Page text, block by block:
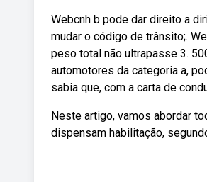
Webcnh b pode dar direito a
mudar o código de trânsito;.
peso total não ultrapasse 3.
automotores da categoria a,
sabia que, com a carta de
Neste artigo, vamos abordar
dispensam habilitação,